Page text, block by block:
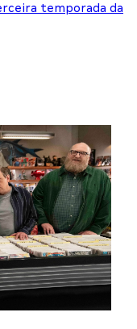
temporada da